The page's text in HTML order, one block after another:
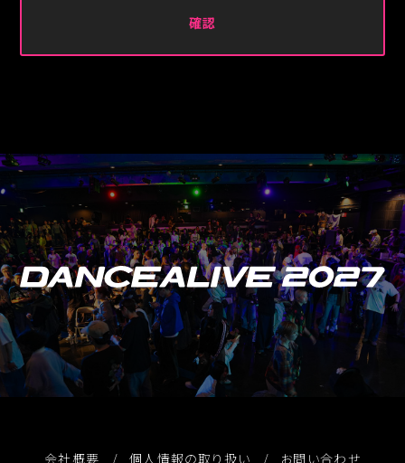
(1)当社サービスをご利用いただく皆様の個人情報の
利用目的
ベントの映像は自社Webサイトの他、YouTube、
Twitter、Instagram、Facebook等により一般に広く
公表されることがあります）
・緊急時に行うお客様への連絡のため
・お客様へイベント情報、商品情報（カタログ含む）・
その他サービスやプランをご提供するため
・お客様から寄せられたご質問、ご意見、ご要望にお応
えするため
(2)当社取引先から委託される個人情報の利用目的
・イベント出場者様へのイベント情報などを提供する
ため
・緊急時に行うお客様への連絡のため
会社概要 個人情報の取り扱い お問い合わせ